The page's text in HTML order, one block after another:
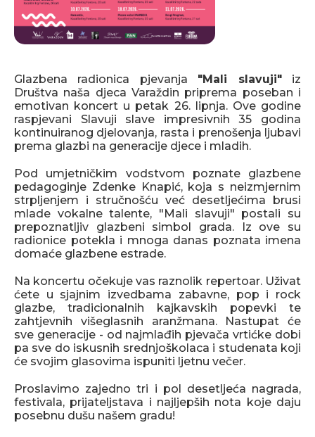
Glazbena radionica pjevanja "Mali slavuji"iz
Društva naša djeca Varaždin priprema poseban i
emotivan koncert u petak 26. lipnja. Ove godine
raspjevani Slavuji slave impresivnih 35 godina
kontinuiranog djelovanja, rasta i prenošenja ljubavi
prema glazbi na generacije djece i mladih.
Pod umjetničkim vodstvom poznate glazbene
pedagoginje Zdenke Knapić, koja s neizmjernim
strpljenjem i stručnošću već desetljećima brusi
mlade vokalne talente, "Mali slavuji" postali su
prepoznatljiv glazbeni simbol grada. Iz ove su
radionice potekla i mnoga danas poznata imena
domaće glazbene estrade.
Na koncertu očekuje vas raznolik repertoar. Uživat
ćete u sjajnim izvedbama zabavne, pop i rock
glazbe, tradicionalnih kajkavskih popevki te
zahtjevnih višeglasnih aranžmana. Nastupat će
sve generacije - od najmlađih pjevača vrtićke dobi
pa sve do iskusnih srednjoškolaca i studenata koji
će svojim glasovima ispuniti ljetnu večer.
Proslavimo zajedno tri i pol desetljeća nagrada,
festivala, prijateljstava i najljepših nota koje daju
posebnu dušu našem gradu!